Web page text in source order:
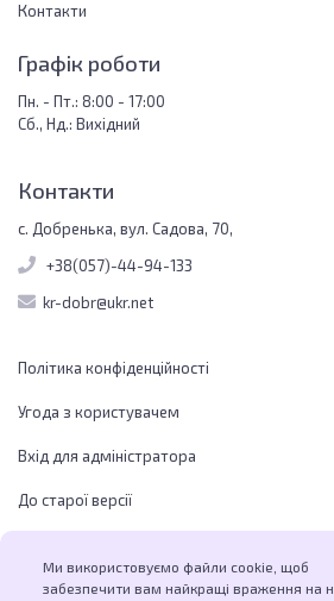
Контакти
Графік роботи
Пн. - Пт.: 8:00 - 17:00
Сб., Нд.: Вихідний
Контакти
с. Добренька, вул. Садова, 70,
+38(057)-44-94-133
kr-dobr@ukr.net
Політика конфіденційності
Угода з користувачем
Вхід для адміністратора
До старої версії
Ми використовуємо файли cookie, щоб
забезпечити вам найкращі враження на